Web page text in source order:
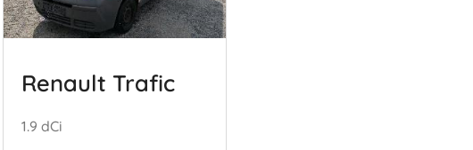
Renault Trafic
1.9 dCi